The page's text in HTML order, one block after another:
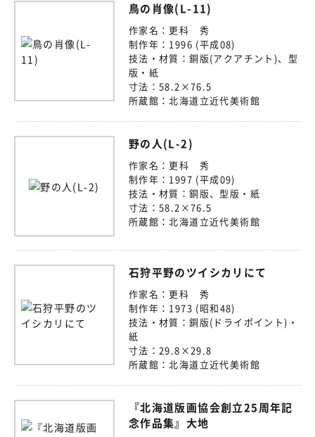
鳥の肖像(L-11)
作家名： 更科 秀
制作年： 1996 (平成08)
技法・材質：銅版(アクアチント)、型
版・紙
寸法： 58.2×76.5
所蔵館：北海道立近代美術館
野の人(L-2)
作家名： 更科 秀
制作年： 1997 (平成09)
技法・材質：銅版、型版・紙
寸法： 58.2×76.5
所蔵館：北海道立近代美術館
石狩平野のツイシカリにて
作家名： 更科 秀
制作年： 1973 (昭和48)
技法・材質：銅版(ドライポイント)・
紙
寸法： 29.8×29.8
所蔵館：北海道立近代美術館
『北海道版画協会創立25周年記
念作品集』大地